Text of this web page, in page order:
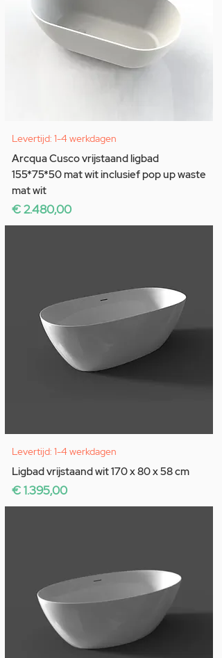
Levertijd: 1-4 werkdagen
Arcqua Cusco vrijstaand ligbad
155*75*50 mat wit inclusief pop up waste
mat wit
Prijs
€ 2.480,00
Levertijd: 1-4 werkdagen
Ligbad vrijstaand wit 170 x 80 x 58 cm
Prijs
€ 1.395,00